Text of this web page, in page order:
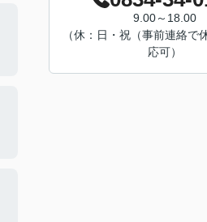
9.00～18.00
（休：日・祝（事前連絡で
応可）